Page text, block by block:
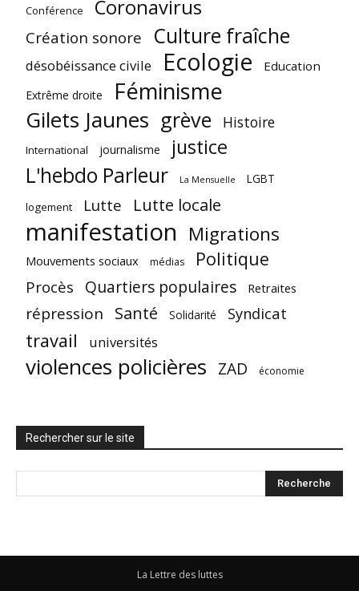
Conférence Coronavirus
Création sonore Culture fraîche
désobéissance civile Ecologie Education
Extrême droite Féminisme
Gilets Jaunes grève Histoire
International journalisme justice
L'hebdo Parleur La Mensuelle
LGBT
logement
Lutte Lutte locale
manifestation Migrations
Mouvements sociaux médias Politique
Procès Quartiers populaires Retraites
répression Santé Solidarité Syndicat
travail universités
violences policières ZAD économie
Rechercher sur le site
La Lettre des luttes